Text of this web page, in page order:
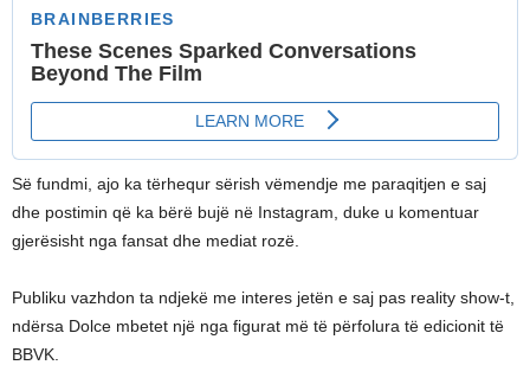
Së fundmi, ajo ka tërhequr sërish vëmendje me paraqitjen e saj
dhe postimin që ka bërë bujë në Instagram, duke u komentuar
gjerësisht nga fansat dhe mediat rozë.
Publiku vazhdon ta ndjekë me interes jetën e saj pas reality show-t,
ndërsa Dolce mbetet një nga figurat më të përfolura të edicionit të
BBVK.